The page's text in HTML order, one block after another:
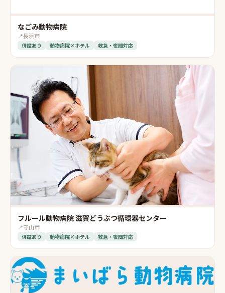
なごみ動物病院
📍長浜市
併設あり 動物病院×ホテル 救急・夜間対応
フルール動物病院 滋賀どうぶつ循環器センター
📍守山市
併設あり 動物病院×ホテル 救急・夜間対応